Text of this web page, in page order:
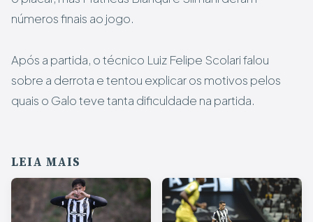
números finais ao jogo.
Após a partida, o técnico Luiz Felipe Scolari falou
sobre a derrota e tentou explicar os motivos pelos
quais o Galo teve tanta dificuldade na partida.
LEIA MAIS